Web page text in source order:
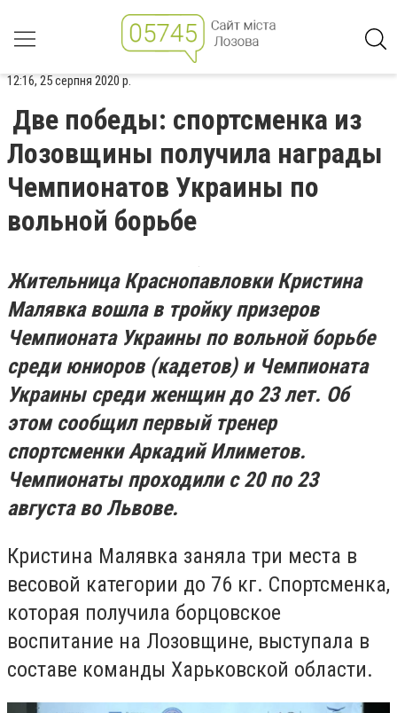
12:16, 25 серпня 2020 р.
Две победы: спортсменка из
Лозовщины получила награды
Чемпионатов Украины по
вольной борьбе
Жительница Краснопавловки Кристина
Малявка вошла в тройку призеров
Чемпионата Украины по вольной борьбе
среди юниоров (кадетов) и Чемпионата
Украины среди женщин до 23 лет. Об
этом сообщил первый тренер
спортсменки Аркадий Илиметов.
Чемпионаты проходили с 20 по 23
августа во Львове.
Кристина Малявка заняла три места в
весовой категории до 76 кг. Спортсменка,
которая получила борцовское
воспитание на Лозовщине, выступала в
составе команды Харьковской области.